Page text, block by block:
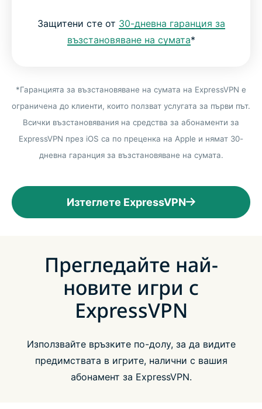
Защитени сте от 30-дневна гаранция за
възстановяване на сумата*
*Гаранцията за възстановяване на сумата на ExpressVPN е
ограничена до клиенти, които ползват услугата за първи път.
Всички възстановявания на средства за абонаменти за
ExpressVPN през iOS са по преценка на Apple и нямат 30-
дневна гаранция за възстановяване на сумата.
Изтеглете ExpressVPN
Прегледайте най-
новите игри с
ExpressVPN
Използвайте връзките по-долу, за да видите
предимствата в игрите, налични с вашия
абонамент за ExpressVPN.